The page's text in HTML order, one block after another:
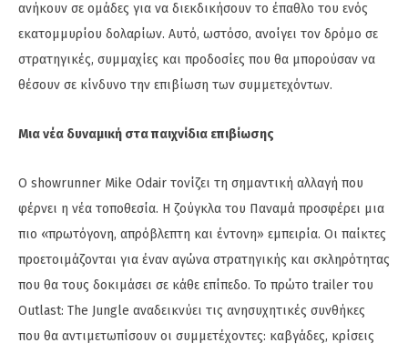
ανήκουν σε ομάδες για να διεκδικήσουν το έπαθλο του ενός
εκατομμυρίου δολαρίων. Αυτό, ωστόσο, ανοίγει τον δρόμο σε
στρατηγικές, συμμαχίες και προδοσίες που θα μπορούσαν να
θέσουν σε κίνδυνο την επιβίωση των συμμετεχόντων.
Μια νέα δυναμική στα παιχνίδια επιβίωσης
Ο showrunner Mike Odair τονίζει τη σημαντική αλλαγή που
φέρνει η νέα τοποθεσία. Η ζούγκλα του Παναμά προσφέρει μια
πιο «πρωτόγονη, απρόβλεπτη και έντονη» εμπειρία. Οι παίκτες
προετοιμάζονται για έναν αγώνα στρατηγικής και σκληρότητας
που θα τους δοκιμάσει σε κάθε επίπεδο. Το πρώτο trailer του
Outlast: The Jungle αναδεικνύει τις ανησυχητικές συνθήκες
που θα αντιμετωπίσουν οι συμμετέχοντες: καβγάδες, κρίσεις